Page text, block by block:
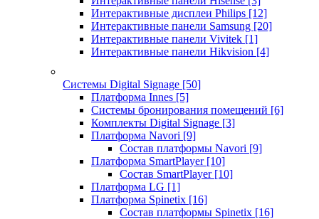
Интерактивные дисплеи Philips [12]
Интерактивные панели Samsung [20]
Интерактивные панели Vivitek [1]
Интерактивные панели Hikvision [4]
Системы Digital Signage [50]
Платформа Innes [5]
Системы бронирования помещений [6]
Комплекты Digital Signage [3]
Платформа Navori [9]
Состав платформы Navori [9]
Платформа SmartPlayer [10]
Состав SmartPlayer [10]
Платформа LG [1]
Платформа Spinetix [16]
Состав платформы Spinetix [16]